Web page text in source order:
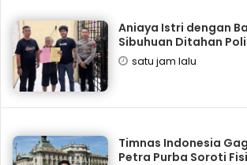
Aniaya Istri dengan
Sibuhuan Ditahan
satu jam lalu
Timnas Indonesia
Petra Purba Soroti